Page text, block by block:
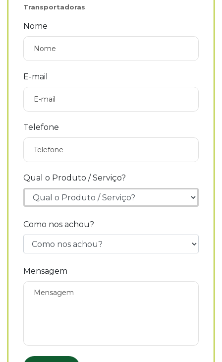
Transportadoras
Nome
E-mail
Telefone
Qual o Produto / Serviço?
Como nos achou?
Mensagem